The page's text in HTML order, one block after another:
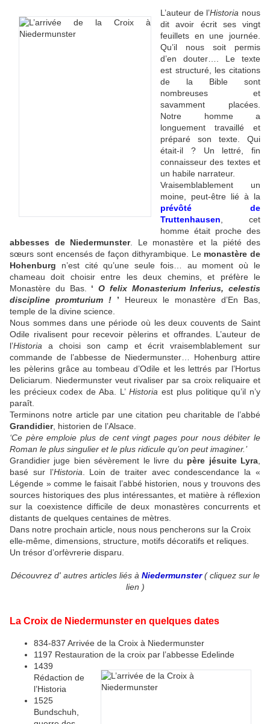
L’auteur de l’Historia nous
dit avoir écrit ses vingt
feuillets en une journée.
Qu’il nous soit permis
d’en douter…. Le texte
est structuré, les citations
de la Bible sont
nombreuses et
savamment placées.
Notre homme a
longuement travaillé et
préparé son texte. Qui
était-il ? Un lettré, fin
connaisseur des textes et
un habile narrateur.
Vraisemblablement un
moine, peut-être lié à la
prévôté de
Truttenhausen , cet
homme était proche des
abbesses de Niedermunster. Le monastère et la piété des
sœurs sont encensés de façon dithyrambique. Le monastère de
Hohenburg n’est cité qu’une seule fois… au moment où le
chameau doit choisir entre les deux chemins, et préfère le
Monastère du Bas. ‘ O felix Monasterium Inferius, celestis
discipline promturium ! ’ Heureux le monastère d’En Bas,
temple de la divine science.
Nous sommes dans une période où les deux couvents de Saint
Odile rivalisent pour recevoir pèlerins et offrandes. L’auteur de
l’Historia a choisi son camp et écrit vraisemblablement sur
commande de l’abbesse de Niedermunster… Hohenburg attire
les pèlerins grâce au tombeau d’Odile et les lettrés par l’Hortus
Deliciarum. Niedermunster veut rivaliser par sa croix reliquaire et
les précieux codex de Aba. L’Historia est plus politique qu’il n’y
paraît.
Terminons notre article par une citation peu charitable de l’abbé
Grandidier, historien de l’Alsace.
‘Ce père emploie plus de cent vingt pages pour nous débiter le
Roman le plus singulier et le plus ridicule qu’on peut imaginer.’
Grandidier juge bien sévèrement le livre du père jésuite Lyra
basé sur l’Historia . Loin de traiter avec condescendance la «
Légende » comme le faisait l’abbé historien, nous y trouvons des
sources historiques des plus intéressantes, et matière à réflexion
sur la coexistence difficile de deux monastères concurrents et
distants de quelques centaines de mètres.
Dans notre prochain article, nous nous pencherons sur la Croix
elle-même, dimensions, structure, motifs décoratifs et reliques.
Un trésor d’orfèvrerie disparu.
Découvrez d' autres articles liés à Niedermunster( cliquez sur le
lien )
La Croix de Niedermunster en quelques dates
834-837 Arrivée de la Croix à Niedermunster
1197 Restauration de la croix par l’abbesse Edelinde
1439
Rédaction de
l’Historia
1525
Bundschuh,